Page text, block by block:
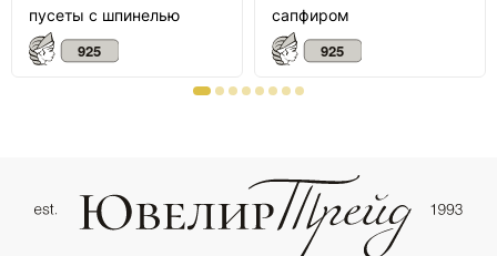
пусеты с шпинелью
сапфиром